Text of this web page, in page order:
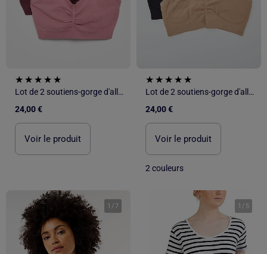
Lot de 2 soutiens-gorge d'allaitement
24,00 €
Voir le produit
Lot de 2 soutiens-gorge d'allaitement
24,00 €
Voir le produit
2 couleurs
1 / 7 1 / 5